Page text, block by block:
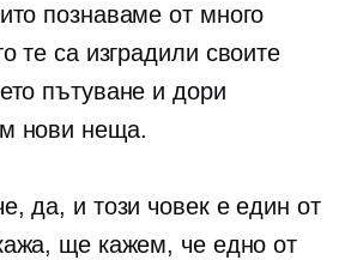
познаваме от много
те са изградили своите
пътуване и дори
нови неща.
да, и този човек е един от
ще кажем, че едно от